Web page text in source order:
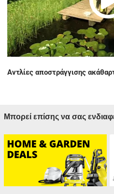
Αντλίες αποστράγγισης
Μπορεί επίσης να σας